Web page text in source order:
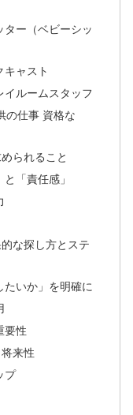
ー（ベビーシッ
キャスト
イルームスタッフ
の仕事 資格な
られること
「責任感」
な探し方とステ
たいか」を明確に
要性
来性
プ